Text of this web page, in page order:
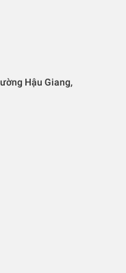
Hậu Giang,